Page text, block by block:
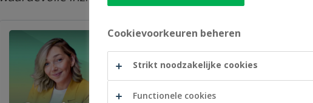
Cookievoorkeuren beheren
Strikt noodzakelijke cookies
Functionele cookies